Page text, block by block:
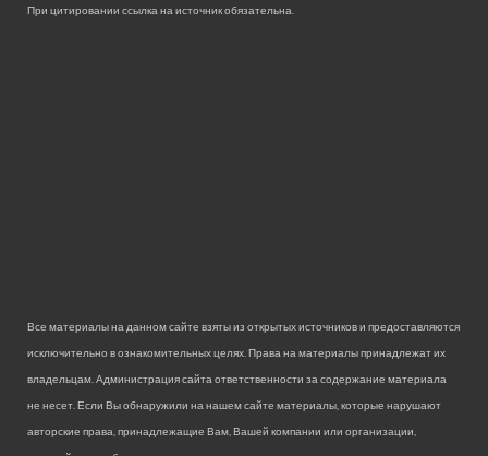
При цитировании ссылка на источник обязательна.
Все материалы на данном сайте взяты из открытых источников и предоставляются
исключительно в ознакомительных целях. Права на материалы принадлежат их
владельцам. Администрация сайта ответственности за содержание материала
не несет. Если Вы обнаружили на нашем сайте материалы, которые нарушают
авторские права, принадлежащие Вам, Вашей компании или организации,